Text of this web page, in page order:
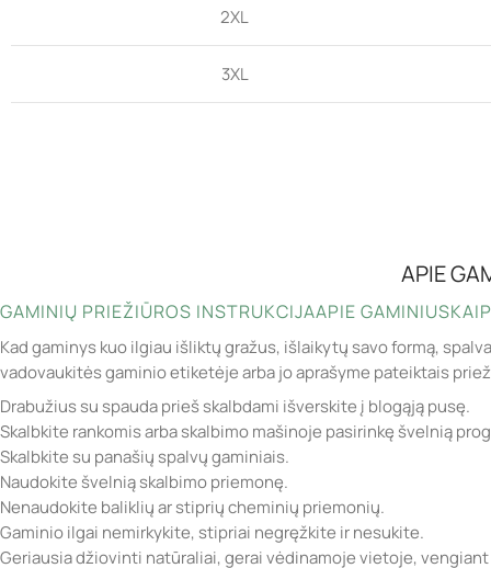
2XL
3XL
APIE
GAMINIŲ PRIEŽIŪROS INSTRUKCIJAAPIE GAMINIUS
Kad gaminys kuo ilgiau išliktų gražus, išlaikytų savo formą,
vadovaukitės gaminio etiketėje arba jo aprašyme pateiktais
Drabužius su spauda prieš skalbdami išverskite į blogąją pusę.
Skalbkite rankomis arba skalbimo mašinoje pasirinkę švelnią
Skalbkite su panašių spalvų gaminiais.
Naudokite švelnią skalbimo priemonę.
Nenaudokite baliklių ar stiprių cheminių priemonių.
Gaminio ilgai nemirkykite, stipriai negręžkite ir nesukite.
Geriausia džiovinti natūraliai, gerai vėdinamoje vietoje,